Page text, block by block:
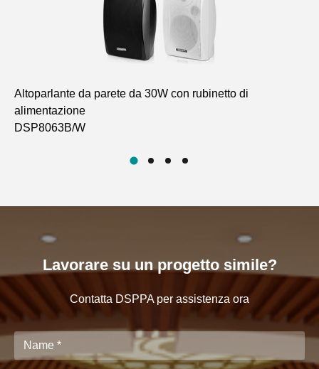
Altoparlante da parete da 30W con rubinetto di
alimentazione
DSP8063B/W
Lavorare su un progetto simile?
Contatta DSPPA per assistenza ora